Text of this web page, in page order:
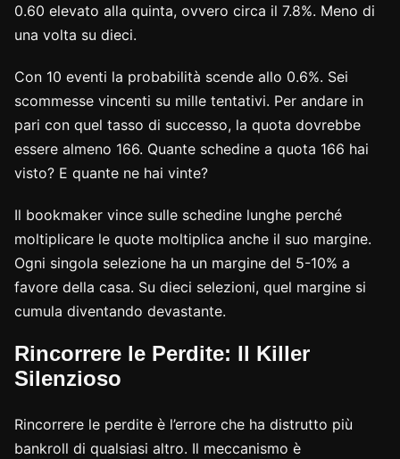
0.60 elevato alla quinta, ovvero circa il 7.8%. Meno di
una volta su dieci.
Con 10 eventi la probabilità scende allo 0.6%. Sei
scommesse vincenti su mille tentativi. Per andare in
pari con quel tasso di successo, la quota dovrebbe
essere almeno 166. Quante schedine a quota 166 hai
visto? E quante ne hai vinte?
Il bookmaker vince sulle schedine lunghe perché
moltiplicare le quote moltiplica anche il suo margine.
Ogni singola selezione ha un margine del 5-10% a
favore della casa. Su dieci selezioni, quel margine si
cumula diventando devastante.
Rincorrere le Perdite: Il Killer
Silenzioso
Rincorrere le perdite è l’errore che ha distrutto più
bankroll di qualsiasi altro. Il meccanismo è